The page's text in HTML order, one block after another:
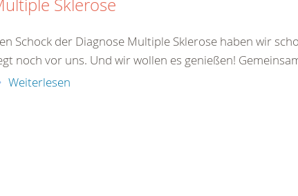
Sklerose
Schock der Diagnose Multiple Sklerose haben wir
noch vor uns. Und wir wollen es genießen!
Weiterlesen